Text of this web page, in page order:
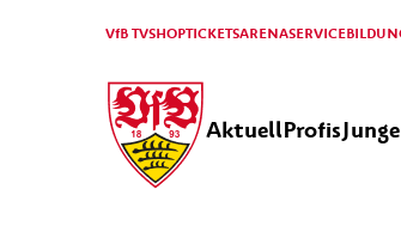
VfB TVSHOPTICKETSARENASERVICE
AktuellProfis